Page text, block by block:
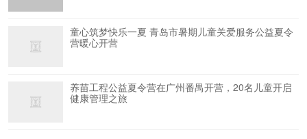
童心筑梦快乐一夏 青岛市暑期儿童关爱服务公益夏令
营暖心开营
养苗工程公益夏令营在广州番禺开营，20名儿童开启
健康管理之旅